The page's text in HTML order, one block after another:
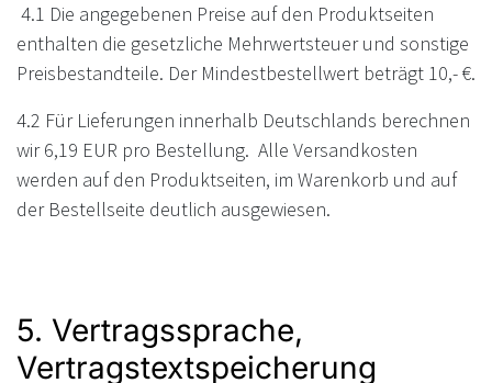
4.1 Die angegebenen Preise auf den Produktseiten
enthalten die gesetzliche Mehrwertsteuer und sonstige
Preisbestandteile. Der Mindestbestellwert beträgt 10,- €.
4.2 Für Lieferungen innerhalb Deutschlands berechnen
wir 6,19 EUR pro Bestellung. Alle Versandkosten
werden auf den Produktseiten, im Warenkorb und auf
der Bestellseite deutlich ausgewiesen.
5. Vertragssprache,
Vertragstextspeicherung